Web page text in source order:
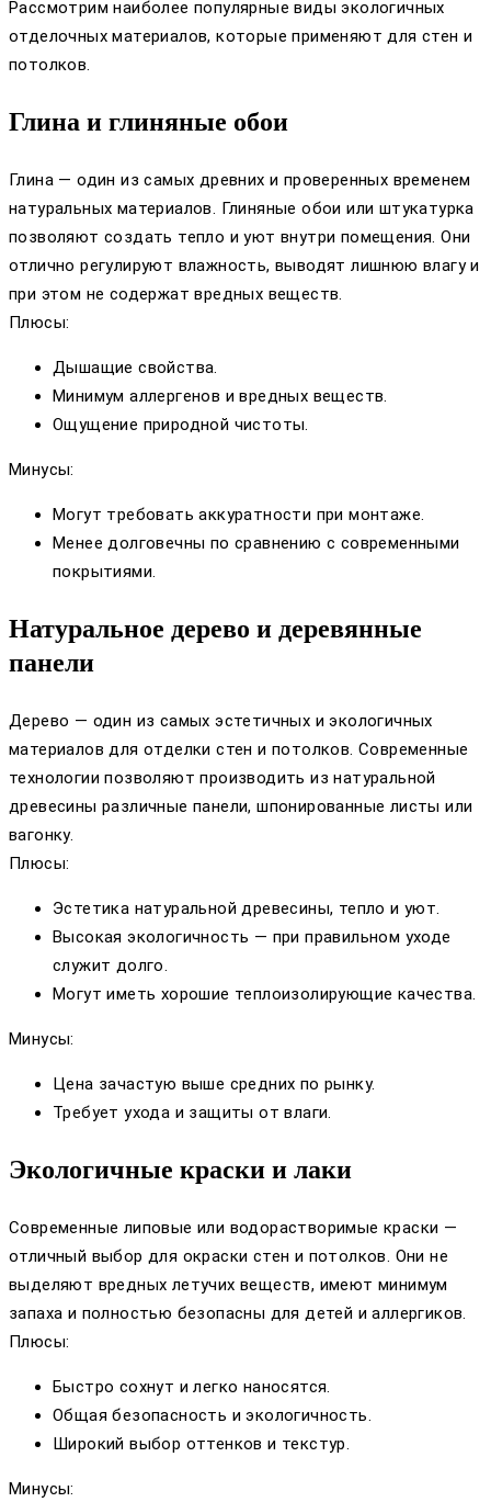
Рассмотрим наиболее популярные виды экологичных
отделочных материалов, которые применяют для стен и
потолков.
Глина и глиняные обои
Глина — один из самых древних и проверенных временем
натуральных материалов. Глиняные обои или штукатурка
позволяют создать тепло и уют внутри помещения. Они
отлично регулируют влажность, выводят лишнюю влагу и
при этом не содержат вредных веществ.
Плюсы:
Дышащие свойства.
Минимум аллергенов и вредных веществ.
Ощущение природной чистоты.
Минусы:
Могут требовать аккуратности при монтаже.
Менее долговечны по сравнению с современными
покрытиями.
Натуральное дерево и деревянные
панели
Дерево — один из самых эстетичных и экологичных
материалов для отделки стен и потолков. Современные
технологии позволяют производить из натуральной
древесины различные панели, шпонированные листы или
вагонку.
Плюсы:
Эстетика натуральной древесины, тепло и уют.
Высокая экологичность — при правильном уходе
служит долго.
Могут иметь хорошие теплоизолирующие качества.
Минусы:
Цена зачастую выше средних по рынку.
Требует ухода и защиты от влаги.
Экологичные краски и лаки
Современные липовые или водорастворимые краски —
отличный выбор для окраски стен и потолков. Они не
выделяют вредных летучих веществ, имеют минимум
запаха и полностью безопасны для детей и аллергиков.
Плюсы:
Быстро сохнут и легко наносятся.
Общая безопасность и экологичность.
Широкий выбор оттенков и текстур.
Минусы: